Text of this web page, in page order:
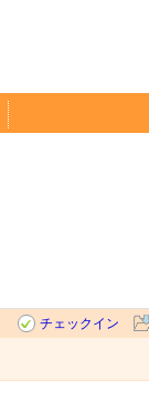
チェックイン